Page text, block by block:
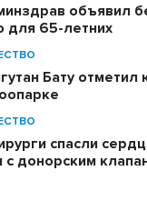
объявил
для 65-летних
Бату отметил
спасли
с донорским